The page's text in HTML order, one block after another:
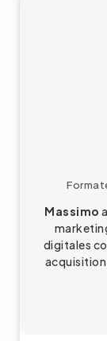
Massimo
digitales
acquisition